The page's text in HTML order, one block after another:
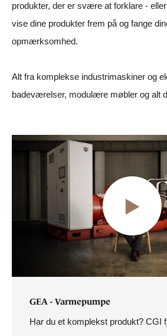
produkter, der er svære at forklare -
vise dine produkter frem på og fange
opmærksomhed.
Alt fra komplekse industrimaskiner og
badeværelser, modulære møbler og alt
GEA - Varmepumpe
Har du et komplekst produkt? CGI